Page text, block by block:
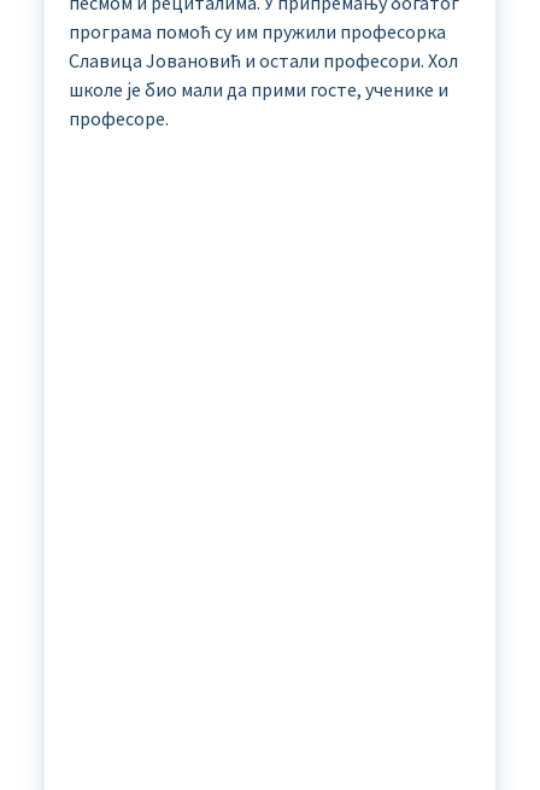
програма помоћ су им пружили професорка
Славица Јовановић и остали професори. Хол
школе је био мали да прими госте, ученике и
професоре.